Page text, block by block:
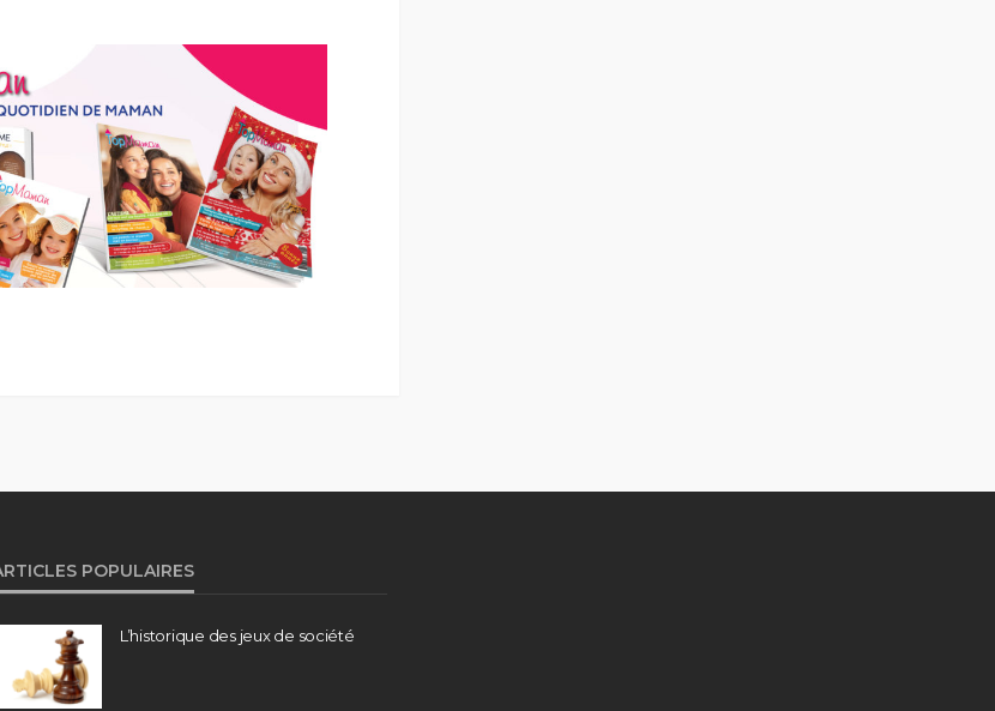
POPULAIRES
L’historique des jeux de société